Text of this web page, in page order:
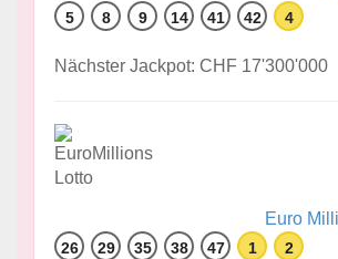
5 8 9 14 41 42 4
Nächster Jackpot: CHF 17'300'000
Euro
26 29 35 38 47 1 2